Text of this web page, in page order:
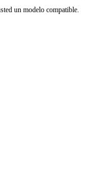
un modelo compatible.